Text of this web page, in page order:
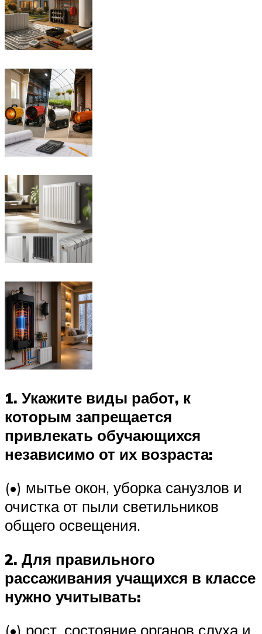
1. Укажите виды работ, к
которым запрещается
привлекать обучающихся
независимо от их возраста:
(•) мытье окон, уборка санузлов и
очистка от пыли светильников
общего освещения.
2. Для правильного
рассаживания учащихся в классе
нужно учитывать:
(•) рост, состояние органов слуха и